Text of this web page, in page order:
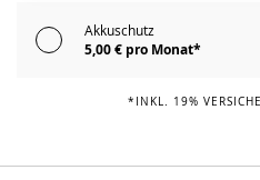
Akkuschutz
5,00 € pro Monat*
*INKL. 19%